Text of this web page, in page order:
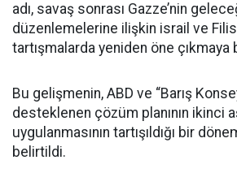
adı, savaş sonrası Gazze’nin
düzenlemelerine ilişkin israil ve
tartışmalarda yeniden öne çıkmaya
Bu gelişmenin, ABD ve “Barış
desteklenen çözüm planının ikinci
uygulanmasının tartışıldığı bir
belirtildi.